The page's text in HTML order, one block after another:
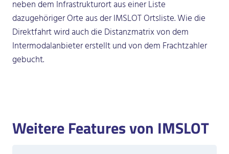
neben dem Infrastrukturort aus einer Liste
dazugehöriger Orte aus der IMSLOT Ortsliste. Wie die
Direktfahrt wird auch die Distanzmatrix von dem
Intermodalanbieter erstellt und von dem Frachtzahler
gebucht.
Weitere Features von IMSLOT